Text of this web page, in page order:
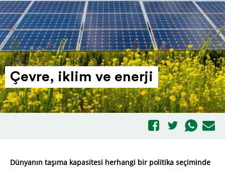
Çevre, iklim ve enerji
Dünyanın taşıma kapasitesi herhangi bir politika seçiminde